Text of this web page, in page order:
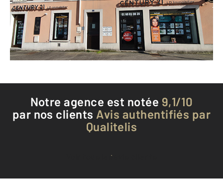
Envoyer un message
Téléphoner à l'agence
Notre agence est notée 9,1/10
par nos clients Avis authentifiés par
Qualitelis
Voir tous les avis clients